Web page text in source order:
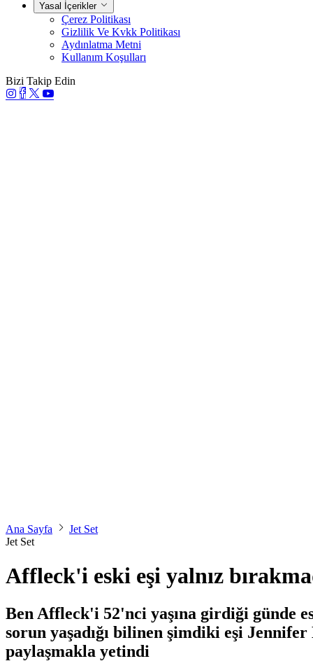
Yasal İçerikler
Çerez Politikası
Gizlilik Ve Kvkk Politikası
Aydınlatma Metni
Kullanım Koşulları
Bizi Takip Edin
Ana Sayfa
Jet Set
Jet Set
Affleck'i eski eşi yalnız
Ben Affleck'i 52'nci yaşına girdiği günde
sorun yaşadığı bilinen şimdiki eşi
paylaşmakla yetindi